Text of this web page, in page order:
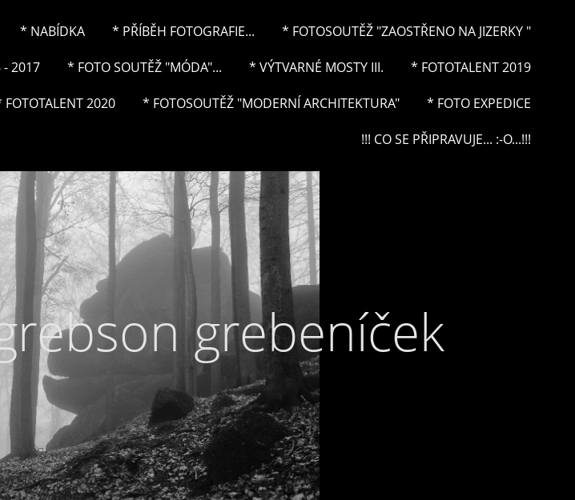
* NABÍDKA * PŘÍBĚH FOTOGRAFIE... * FOTOSOUTĚŽ "ZAOSTŘENO NA JIZERKY "
- 2017 * FOTO SOUTĚŽ "MÓDA"... * VÝTVARNÉ MOSTY III. * FOTOTALENT 2019
FOTOTALENT 2020 * FOTOSOUTĚŽ "MODERNÍ ARCHITEKTURA" * FOTO EXPEDICE
!!! CO SE PŘIPRAVUJE... :-O...!!!
grebeníček